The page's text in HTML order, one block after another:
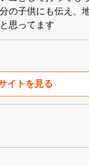
の子供にも伝え、
思ってます
イトを見る